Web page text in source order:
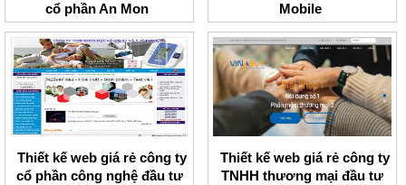
cổ phần An Mon
Mobile
Thiết kế web giá rẻ công ty
cổ phần công nghệ đầu tư
Thiết kế web giá rẻ công ty
TNHH thương mại đầu tư